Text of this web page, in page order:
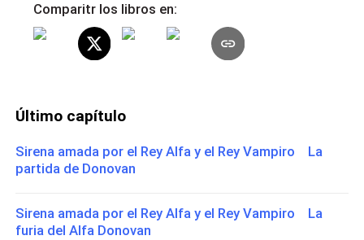
Comparitr los libros en:
Último capítulo
Sirena amada por el Rey Alfa y el Rey Vampiro La
partida de Donovan
Sirena amada por el Rey Alfa y el Rey Vampiro La
furia del Alfa Donovan